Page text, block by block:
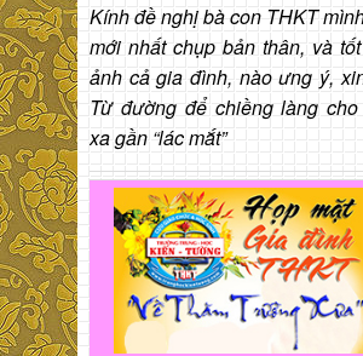
Kính đề nghị bà con THKT
mới nhất chụp bản thân, và
ảnh cả gia đình, nào ưng ý,
Từ đường để chiềng làng
xa gần “lác mắt”